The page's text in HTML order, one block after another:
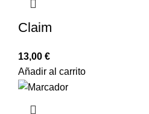
Claim
13,00 €
Añadir al carrito